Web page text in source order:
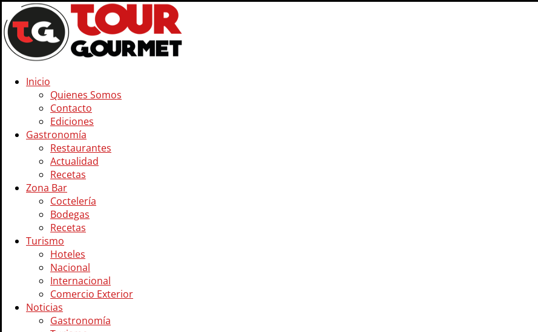
Inicio
Quienes Somos
Contacto
Ediciones
Gastronomía
Restaurantes
Actualidad
Recetas
Zona Bar
Coctelería
Bodegas
Recetas
Turismo
Hoteles
Nacional
Internacional
Comercio Exterior
Noticias
Gastronomía